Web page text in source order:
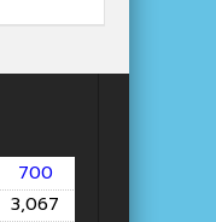
700
3,067